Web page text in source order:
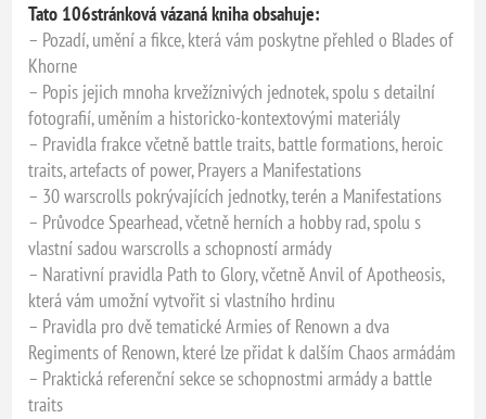
Tato 106stránková vázaná kniha obsahuje:
– Pozadí, umění a fikce, která vám poskytne přehled o Blades of
Khorne
– Popis jejich mnoha krvežíznivých jednotek, spolu s detailní
fotografií, uměním a historicko-kontextovými materiály
– Pravidla frakce včetně battle traits, battle formations, heroic
traits, artefacts of power, Prayers a Manifestations
– 30 warscrolls pokrývajících jednotky, terén a Manifestations
– Průvodce Spearhead, včetně herních a hobby rad, spolu s
vlastní sadou warscrolls a schopností armády
– Narativní pravidla Path to Glory, včetně Anvil of Apotheosis,
která vám umožní vytvořit si vlastního hrdinu
– Pravidla pro dvě tematické Armies of Renown a dva
Regiments of Renown, které lze přidat k dalším Chaos armádám
– Praktická referenční sekce se schopnostmi armády a battle
traits